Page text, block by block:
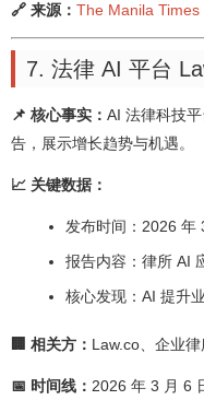
🔗 来源： The Manila Times
7. 法律 AI 平台
📌 核心事实： AI 法律科技
告，展示增长趋势与机遇。
📈 关键数据：
发布时间：2026 年
报告内容：律所 AI
核心发现：AI 提升
🏢 相关方： Law.co、企业律
📅 时间线： 2026 年 3 月 6